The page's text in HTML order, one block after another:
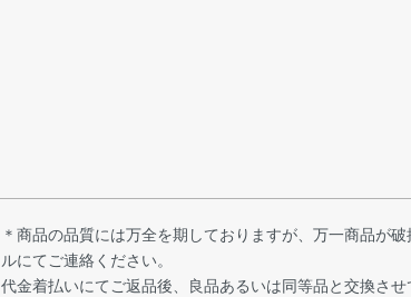
＊商品の品質には万全を期しておりますが、万一商品が
ルにてご連絡ください。
代金着払いにてご返品後、良品あるいは同等品と交換さ